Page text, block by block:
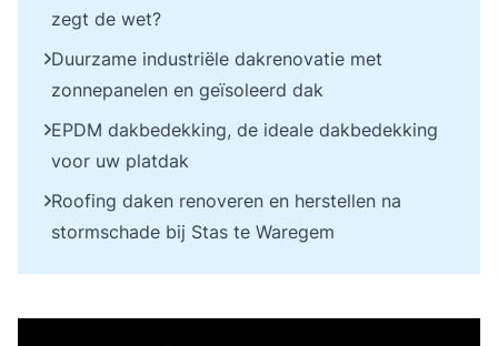
zegt de wet?
Duurzame industriële dakrenovatie met
zonnepanelen en geïsoleerd dak
EPDM dakbedekking, de ideale dakbedekking
voor uw platdak
Roofing daken renoveren en herstellen na
stormschade bij Stas te Waregem